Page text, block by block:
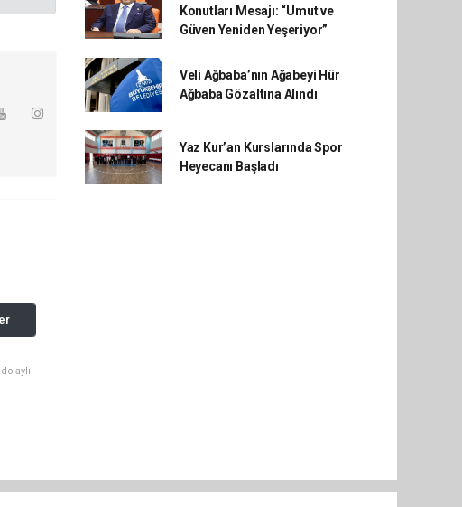
Konutları Mesajı: “Umut ve
Güven Yeniden Yeşeriyor”
Veli Ağbaba’nın Ağabeyi Hür
Ağbaba Gözaltına Alındı
Yaz Kur’an Kurslarında Spor
Heyecanı Başladı